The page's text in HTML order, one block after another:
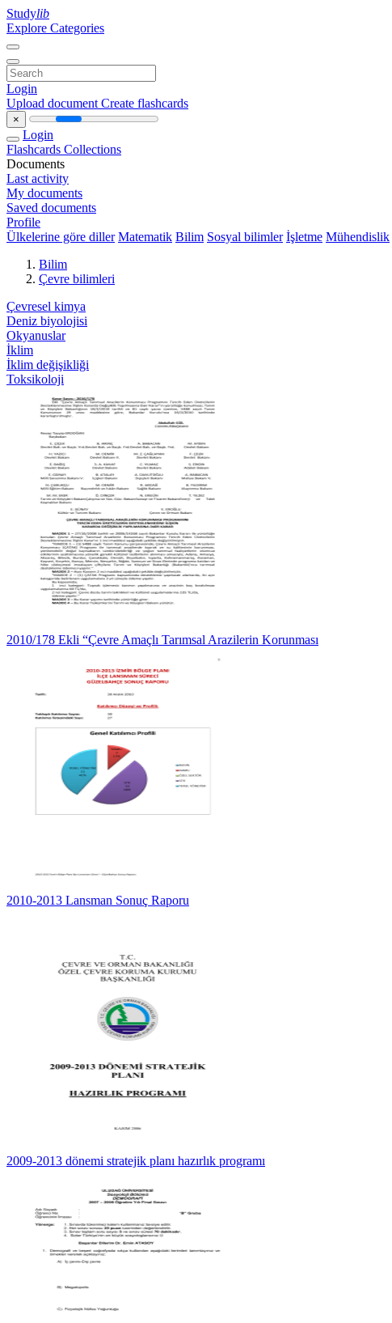
Studylib
Explore Categories
Login
Upload document Create flashcards
×
Login
Flashcards Collections
Documents
Last activity
My documents
Saved documents
Profile
Ülkelerine göre diller Matematik Bilim Sosyal bilimler İşletme Mühendislik
Bilim
Çevre bilimleri
Çevresel kimya
Deniz biyolojisi
Okyanuslar
İklim
İklim değişikliği
Toksikoloji
2010/178 Ekli “Çevre Amaçlı Tarımsal Arazilerin Korunması
2010-2013 Lansman Sonuç Raporu
2009-2013 dönemi stratejik planı hazırlık programı